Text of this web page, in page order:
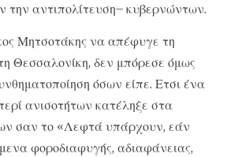
την αντιπολίτευση– κυβερνώντων.
Μητσοτάκης να απέφυγε τη
Θεσσαλονίκη, δεν μπόρεσε όμως
όσων είπε. Ετσι ένα
ανισοτήτων κατέληξε στα
σαν το «Λεφτά υπάρχουν, εάν
φοροδιαφυγής, αδιαφάνειας,